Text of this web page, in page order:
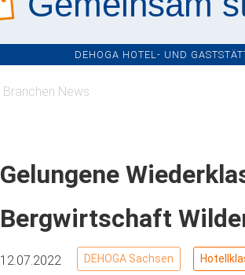
DEHOGA HOTEL- UND
Branchen News
Gelungene
Bergwirtschaft
12.07.2022 DEHOGA Sachsen